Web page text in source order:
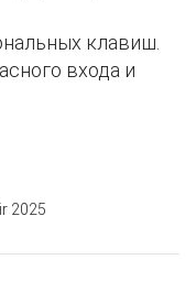
клавиш.
входа и
2025